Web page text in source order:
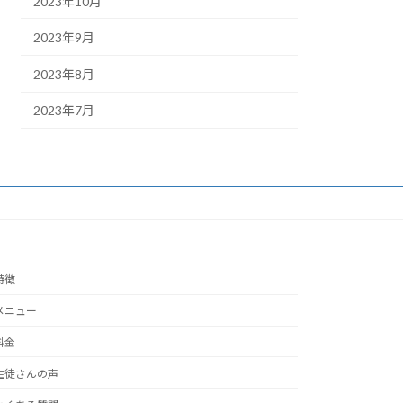
2023年9月
2023年8月
2023年7月
徴
ニュー
金
徒さんの声